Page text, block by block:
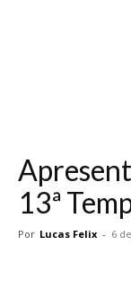
13ª
Por Lucas Felix - 6